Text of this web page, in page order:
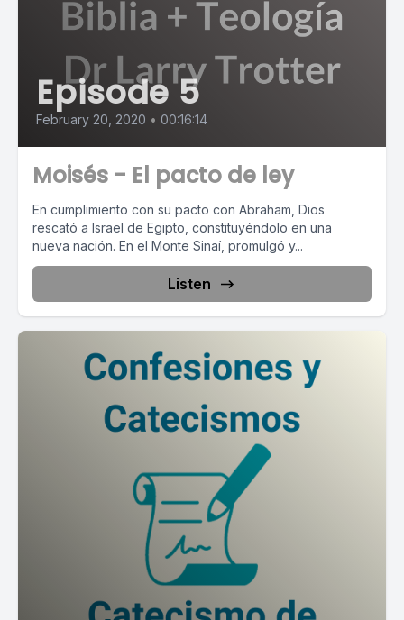
Episode 5
February 20, 2020 • 00:16:14
Moisés - El pacto de ley
En cumplimiento con su pacto con Abraham, Dios
rescató a Israel de Egipto, constituyéndolo en una
nueva nación. En el Monte Sinaí, promulgó y...
Listen